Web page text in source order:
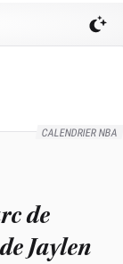
CALENDRIER NBA
de
Jaylen